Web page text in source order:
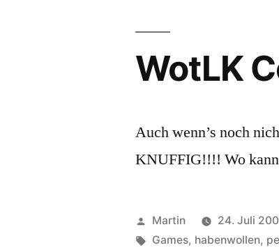
WotLK
Auch wenn’s noch
KNUFFIG!!!! Wo
Veröffentlicht
von
Martin 24. Juli
Schlagwörter:
Games, habenwollen,